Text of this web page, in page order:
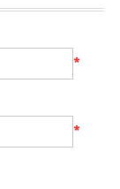
*
*